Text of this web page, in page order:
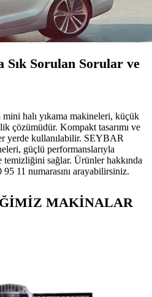
Sorulan Sorular ve
halı yıkama makineleri, küçük
çözümüdür. Kompakt tasarımı ve
yerde kullanılabilir. SEYBAR
güçlü performanslarıyla
temizliğini sağlar. Ürünler hakkında
11 numarasını arayabilirsiniz.
MAKİNALAR